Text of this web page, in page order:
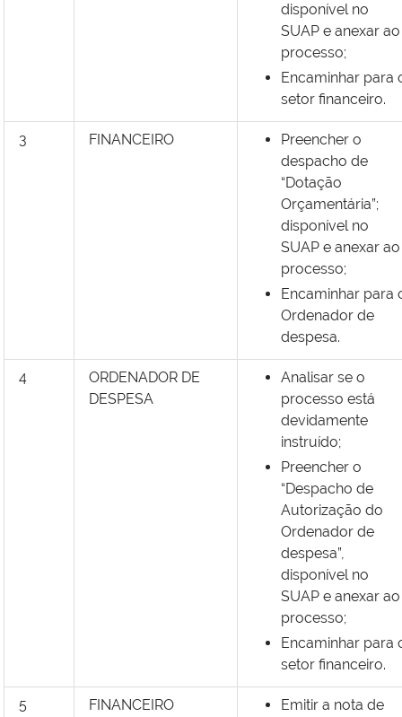
disponível no
SUAP e anexar ao
processo;
Encaminhar para
setor financeiro.
3 FINANCEIRO
Preencher o
despacho de
“Dotação
Orçamentária”;
disponível no
SUAP e anexar ao
processo;
Encaminhar para
Ordenador de
despesa.
4
ORDENADOR DE
DESPESA
Analisar se o
processo está
devidamente
instruído;
Preencher o
“Despacho de
Autorização do
Ordenador de
despesa”,
disponível no
SUAP e anexar ao
processo;
Encaminhar para
setor financeiro.
5 FINANCEIRO Emitir a nota de